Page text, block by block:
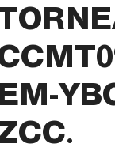
EM-